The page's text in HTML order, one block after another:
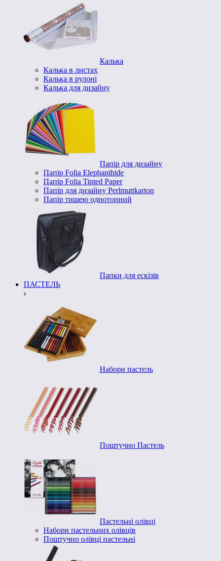
Калька
Калька в листах
Калька в рулоні
Калька для дизайну
Папір для дизайну
Папір Folia Elephanthide
Папір Folia Tinted Paper
Папір для дизайну Perlmuttkarton
Папір тишею однотонний
Папки для ескізів
ПАСТЕЛЬ
Набори пастель
Поштучно Пастель
Пастельні олівці
Набори пастельних олівців
Поштучно олівці пастельні